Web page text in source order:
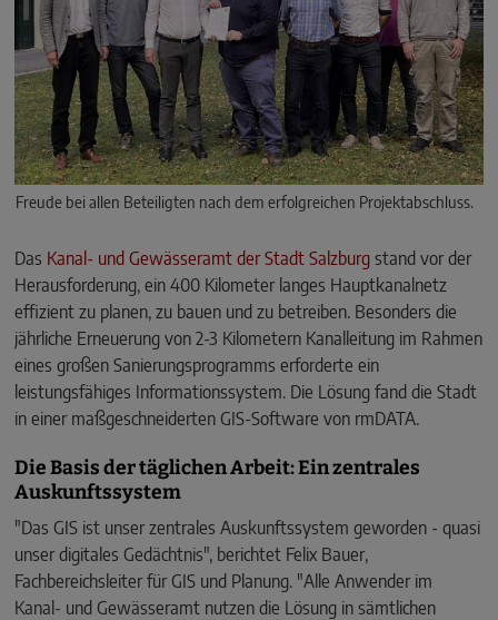
Freude bei allen Beteiligten nach dem erfolgreichen Projektabschluss.
Das Kanal- und Gewässeramt der Stadt Salzburg stand vor der
Herausforderung, ein 400 Kilometer langes Hauptkanalnetz
effizient zu planen, zu bauen und zu betreiben. Besonders die
jährliche Erneuerung von 2-3 Kilometern Kanalleitung im Rahmen
eines großen Sanierungsprogramms erforderte ein
leistungsfähiges Informationssystem. Die Lösung fand die Stadt
in einer maßgeschneiderten GIS-Software von rmDATA.
Die Basis der täglichen Arbeit: Ein zentrales
Auskunftssystem
"Das GIS ist unser zentrales Auskunftssystem geworden - quasi
unser digitales Gedächtnis", berichtet Felix Bauer,
Fachbereichsleiter für GIS und Planung. "Alle Anwender im
Kanal- und Gewässeramt nutzen die Lösung in sämtlichen